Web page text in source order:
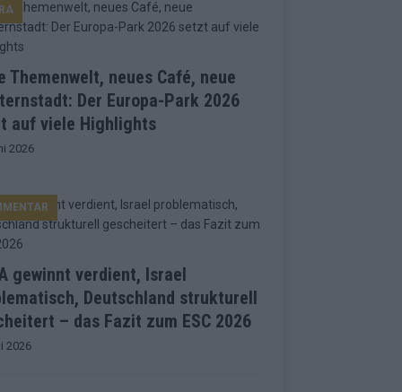
Themenwelt, neues Café, neue
Der Europa-Park 2026
auf viele Highlights
2026
gewinnt verdient, Israel
Deutschland strukturell
– das Fazit zum ESC 2026
2026